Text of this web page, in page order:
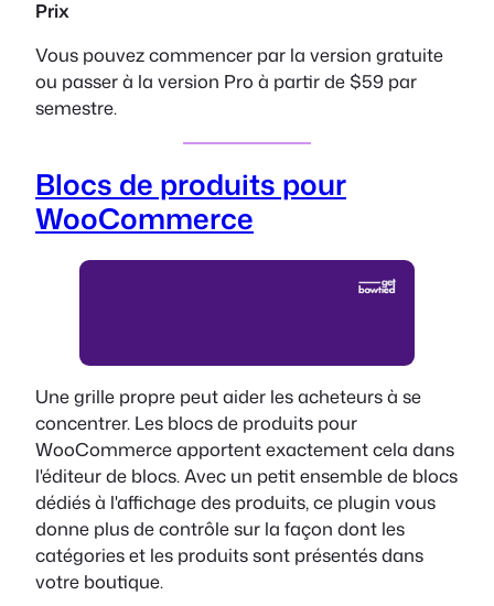
Prix
Vous pouvez commencer par la version gratuite
ou passer à la version Pro à partir de $59 par
semestre.
Blocs de produits pour
WooCommerce
Une grille propre peut aider les acheteurs à se
concentrer. Les blocs de produits pour
WooCommerce apportent exactement cela dans
l'éditeur de blocs. Avec un petit ensemble de blocs
dédiés à l'affichage des produits, ce plugin vous
donne plus de contrôle sur la façon dont les
catégories et les produits sont présentés dans
votre boutique.